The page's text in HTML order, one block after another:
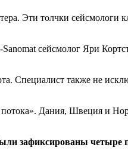
Эти толчки сейсмологи
сейсмолог Яри
Специалист также не
Дания, Швеция и
зафиксированы четыре